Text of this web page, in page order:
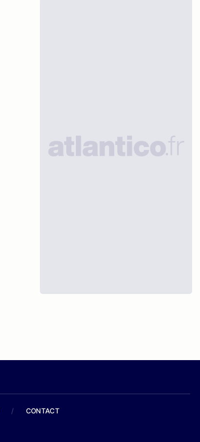
/ CONTACT